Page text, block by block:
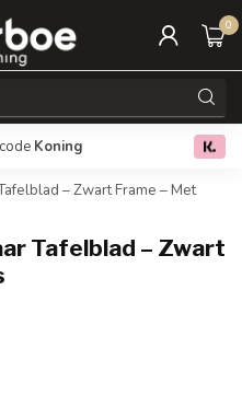
0
Koning Gratis
– Zwart Frame – Met
Tafelblad – Zwart